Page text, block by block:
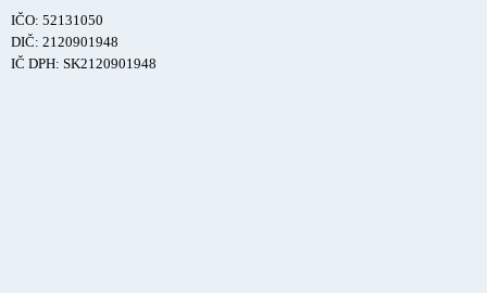
IČO: 52131050
DIČ: 2120901948
IČ DPH: SK2120901948